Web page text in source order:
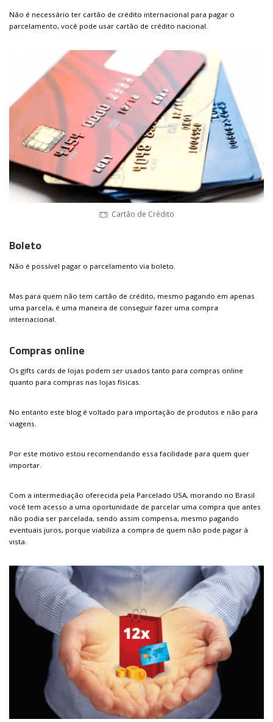
Não é necessário ter cartão de crédito internacional para pagar o
parcelamento, você pode usar cartão de crédito nacional.
Cartão de Crédito
Boleto
Não é possível pagar o parcelamento via boleto.
Mas para quem não tem cartão de crédito, mesmo pagando em apenas
uma parcela, é uma maneira de conseguir fazer uma compra
internacional.
Compras online
Os gifts cards de lojas podem ser usados tanto para compras online
quanto para compras nas lojas físicas.
No entanto este blog é voltado para importação de produtos e não para
viagens.
Por este motivo estou recomendando essa facilidade para quem quer
importar.
Com a intermediação oferecida pela Parcelado USA, morando no Brasil
você tem acesso a uma oportunidade de parcelar uma compra que antes
não podia ser parcelada, sendo assim compensa, mesmo pagando
eventuais juros, porque viabiliza a compra de quem não pode pagar à
vista.